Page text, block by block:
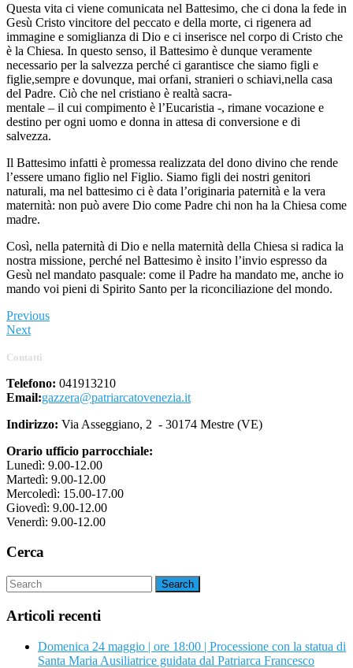
Questa vita ci viene comunicata nel Battesimo, che ci dona la fede in
Gesù Cristo vincitore del peccato e della morte, ci rigenera ad
immagine e somiglianza di Dio e ci inserisce nel corpo di Cristo che
è la Chiesa. In questo senso, il Battesimo è dunque veramente
necessario per la salvezza perché ci garantisce che siamo figli e
figlie,sempre e dovunque, mai orfani, stranieri o schiavi,nella casa
del Padre. Ciò che nel cristiano è realtà sacra-
mentale – il cui compimento è l’Eucaristia -, rimane vocazione e
destino per ogni uomo e donna in attesa di conversione e di
salvezza.
Il Battesimo infatti è promessa realizzata del dono divino che rende
l’essere umano figlio nel Figlio. Siamo figli dei nostri genitori
naturali, ma nel battesimo ci è data l’originaria paternità e la vera
maternità: non può avere Dio come Padre chi non ha la Chiesa come
madre.
Così, nella paternità di Dio e nella maternità della Chiesa si radica la
nostra missione, perché nel Battesimo è insito l’invio espresso da
Gesù nel mandato pasquale: come il Padre ha mandato me, anche io
mando voi pieni di Spirito Santo per la riconciliazione del mondo.
Previous
Next
Contatti
Telefono: 041913210
Email:gazzera@patriarcatovenezia.it
Indirizzo: Via Asseggiano, 2 - 30174 Mestre (VE)
Orario ufficio parrocchiale:
Lunedì: 9.00-12.00
Martedì: 9.00-12.00
Mercoledì: 15.00-17.00
Giovedì: 9.00-12.00
Venerdì: 9.00-12.00
Cerca
Articoli recenti
Domenica 24 maggio | ore 18:00 | Processione con la statua di
Santa Maria Ausiliatrice guidata dal Patriarca Francesco